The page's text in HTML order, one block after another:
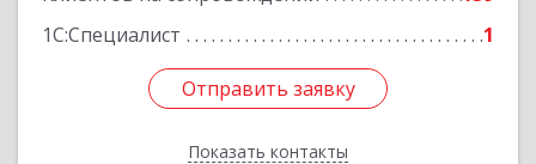
1С:Специалист
1
Отправить заявку
Показать контакты
Отправить заявку
Назад